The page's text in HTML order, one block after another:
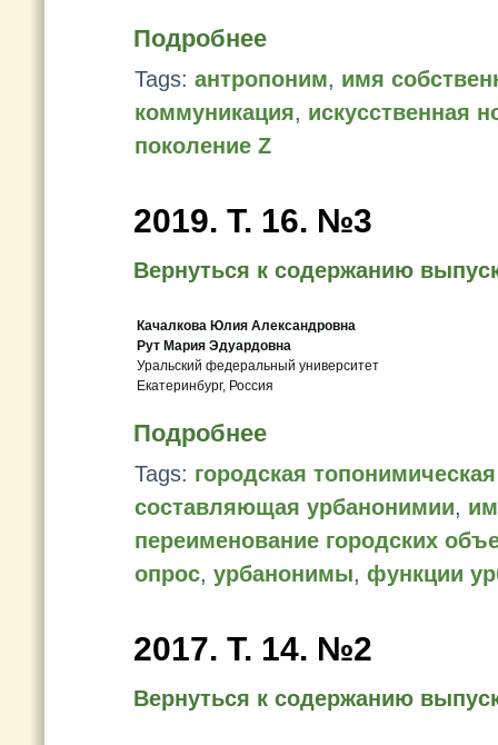
Подробнее
Tags: антропоним, имя
коммуникация, искусственная
поколение Z
2019. Т. 16. №3
Вернуться к содержанию
Качалкова Юлия Александровна
Рут Мария Эдуардовна
Уральский федеральный университет
Екатеринбург, Россия
Подробнее
Tags: городская
составляющая урбанонимии,
переименование городских
опрос, урбанонимы, функции
2017. T. 14. №2
Вернуться к содержанию